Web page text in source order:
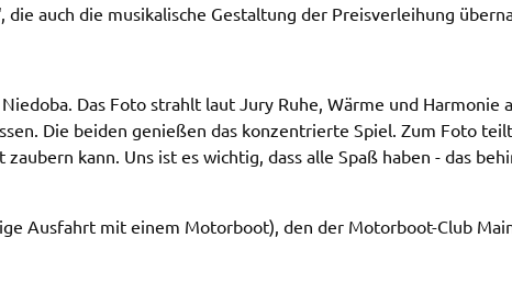
, die auch die musi­ka­li­sche Gestal­tung der Preis­ver­lei­hung
Das Foto strahlt laut Jury Ruhe, Wärme und Harmo­nie
Die beiden genie­ßen das konzen­trier­te Spiel. Zum Foto
kann. Uns ist es wich­tig, dass alle Spaß haben - das
Ausfahrt mit einem Motor­boot), den der Motor­boot-Club